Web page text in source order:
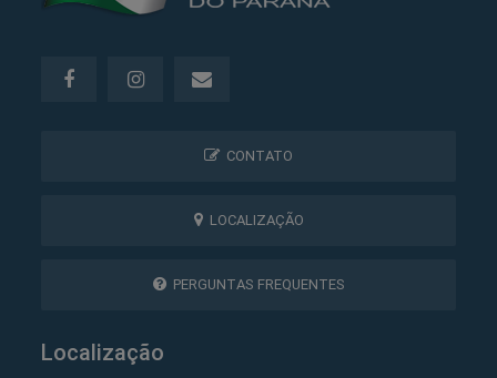
CONTATO
LOCALIZAÇÃO
PERGUNTAS FREQUENTES
Localização